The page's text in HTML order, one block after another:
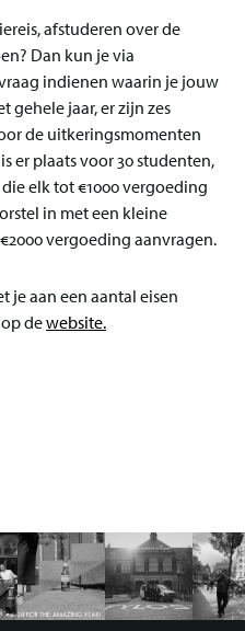
afstuderen over de
Dan kun je via
indienen waarin je jouw
gehele jaar, er zijn zes
de uitkeringsmomenten
er plaats voor 30 studenten,
elk tot €1000 vergoeding
in met een kleine
vergoeding aanvragen.
je aan een aantal eisen
dewebsite.